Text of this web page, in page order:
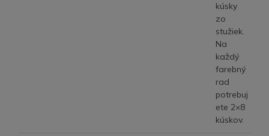
kúsky
zo
stužiek.
Na
každý
farebný
rad
potrebuj
ete 2×8
kúskov.